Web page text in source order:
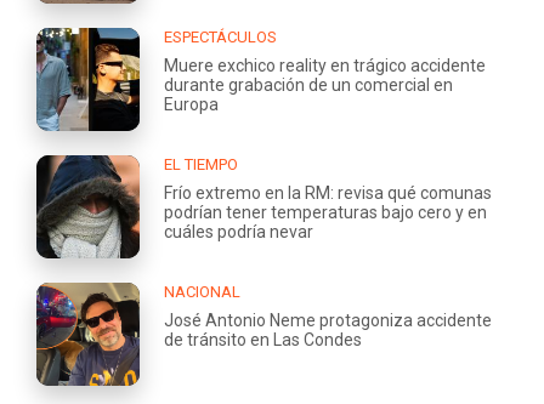
ESPECTÁCULOS
Muere exchico reality en trágico accidente
durante grabación de un comercial en
Europa
EL TIEMPO
Frío extremo en la RM: revisa qué comunas
podrían tener temperaturas bajo cero y en
cuáles podría nevar
NACIONAL
José Antonio Neme protagoniza accidente
de tránsito en Las Condes